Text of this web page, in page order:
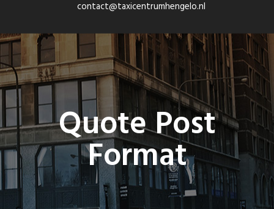
contact@taxicentrumhengelo.nl
Quote Post
Format